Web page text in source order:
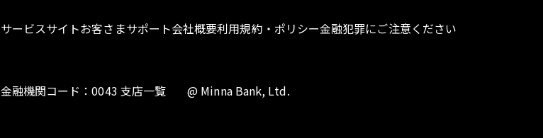
サービスサイトお客さまサポート会社概要利用規約・ポリシー金融犯罪にご注意ください
金融機関コード：0043 支店一覧 @ Minna Bank, Ltd.